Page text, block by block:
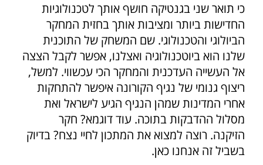
כי תואר שני בגנטיקה חושף אותך לטכנולוגיות
החדישות ביותר ומציבות אותך בחזית המחקר
הביולוגי והטכנולוגי. שם המשחק של התוכנית
שלנו הוא ביוטכנולוגיה ואצלנו, אפשר לקבל הצצה
אל העשייה העדכנית והמחקר הכי עכשווי. למשל,
ריצוף גנומי של נגיף הקורונה איפשר להתחקות
אחרי המדינות שמהן הנגיף הגיע לישראל ואת
מסלול ההדבקות בתוכה. עוד דוגמא? חקר
הזיקנה. רוצה למצוא את המתכון לחיי נצח? בדיוק
בשביל זה אנחנו כאן.